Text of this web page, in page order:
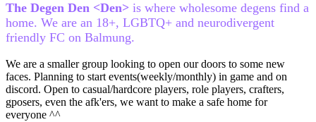
The Degen Den <Den> is where wholesome degens find a
home. We are an 18+, LGBTQ+ and neurodivergent
friendly FC on Balmung.
We are a smaller group looking to open our doors to some new
faces. Planning to start events(weekly/monthly) in game and on
discord. Open to casual/hardcore players, role players, crafters,
gposers, even the afk'ers, we want to make a safe home for
everyone ^^